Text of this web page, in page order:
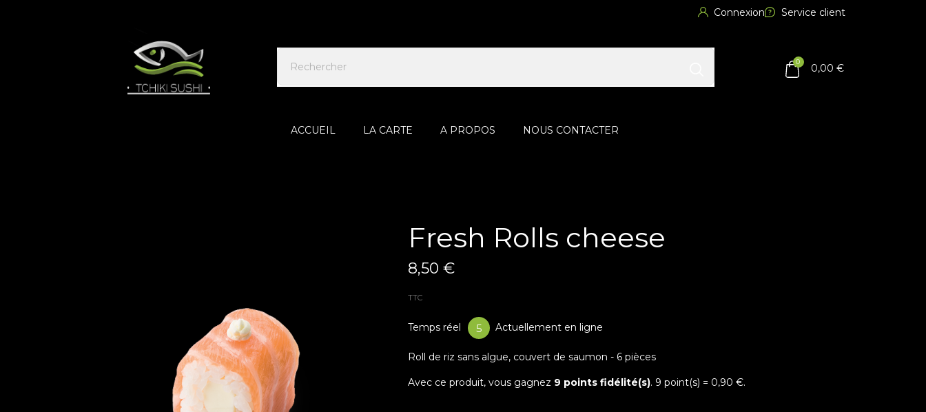
Connexion Service client
0
0,00 €
ACCUEIL LA CARTE A PROPOS NOUS CONTACTER
Fresh Rolls cheese
8,50 €
TTC
Temps réel 6 Actuellement en ligne
Roll de riz sans algue, couvert de saumon - 6 pièces
Avec ce produit, vous gagnez 9 points fidélité(s). 9 point(s) = 0,90 €.